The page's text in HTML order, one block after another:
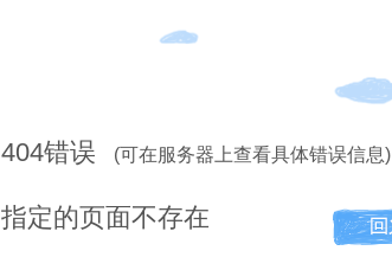
404错误 (可在服务器上查看具体错误信息)
指定的页面不存在